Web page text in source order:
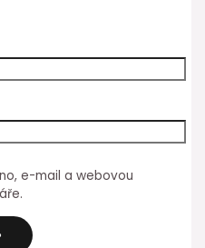
e-mail a webovou